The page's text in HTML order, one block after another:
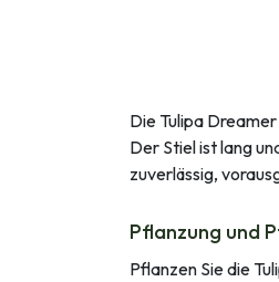
Die Tulipa
Der Stiel ist lang
zuverlässig,
Pflanzung und
Pflanzen Sie die